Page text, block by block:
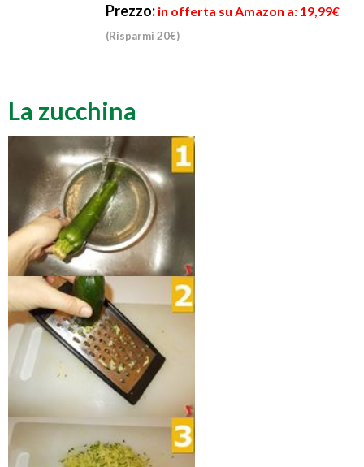
Prezzo: in offerta su Amazon a: 19,99€
(Risparmi 20€)
La zucchina